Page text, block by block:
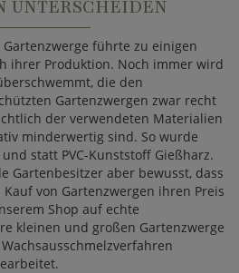
UNTERSCHEIDEN
führte zu einigen
ihrer Produktion. Noch immer wird
die den
Gartenzwergen zwar recht
der verwendeten Materialien
minderwertig sind. So wurde
statt PVC-Kunststoff Gießharz.
Gartenbesitzer aber bewusst, dass
von Gartenzwergen ihren Preis
Shop auf echte
kleinen und großen Gartenzwerge